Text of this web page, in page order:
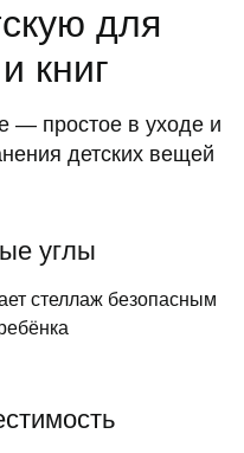
для
книг
— простое в уходе и
детских вещей
углы
стеллаж безопасным